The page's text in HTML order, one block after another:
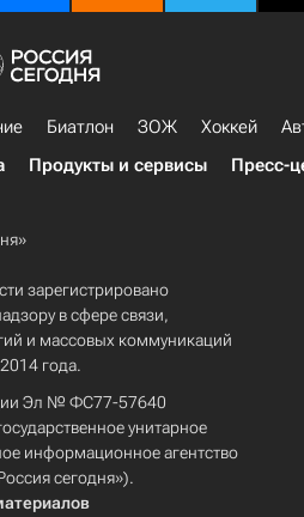
Биатлон ЗОЖ Хоккей
Продукты и сервисы Пресс-
зарегистрировано
в сфере связи,
и массовых коммуникаций
года.
Эл № ФС77-57640
унитарное
информационное агентство
сегодня»).